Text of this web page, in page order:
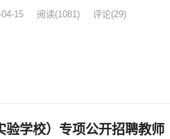
15 阅读(1081) 评论(29)
学校）专项公开招聘教师